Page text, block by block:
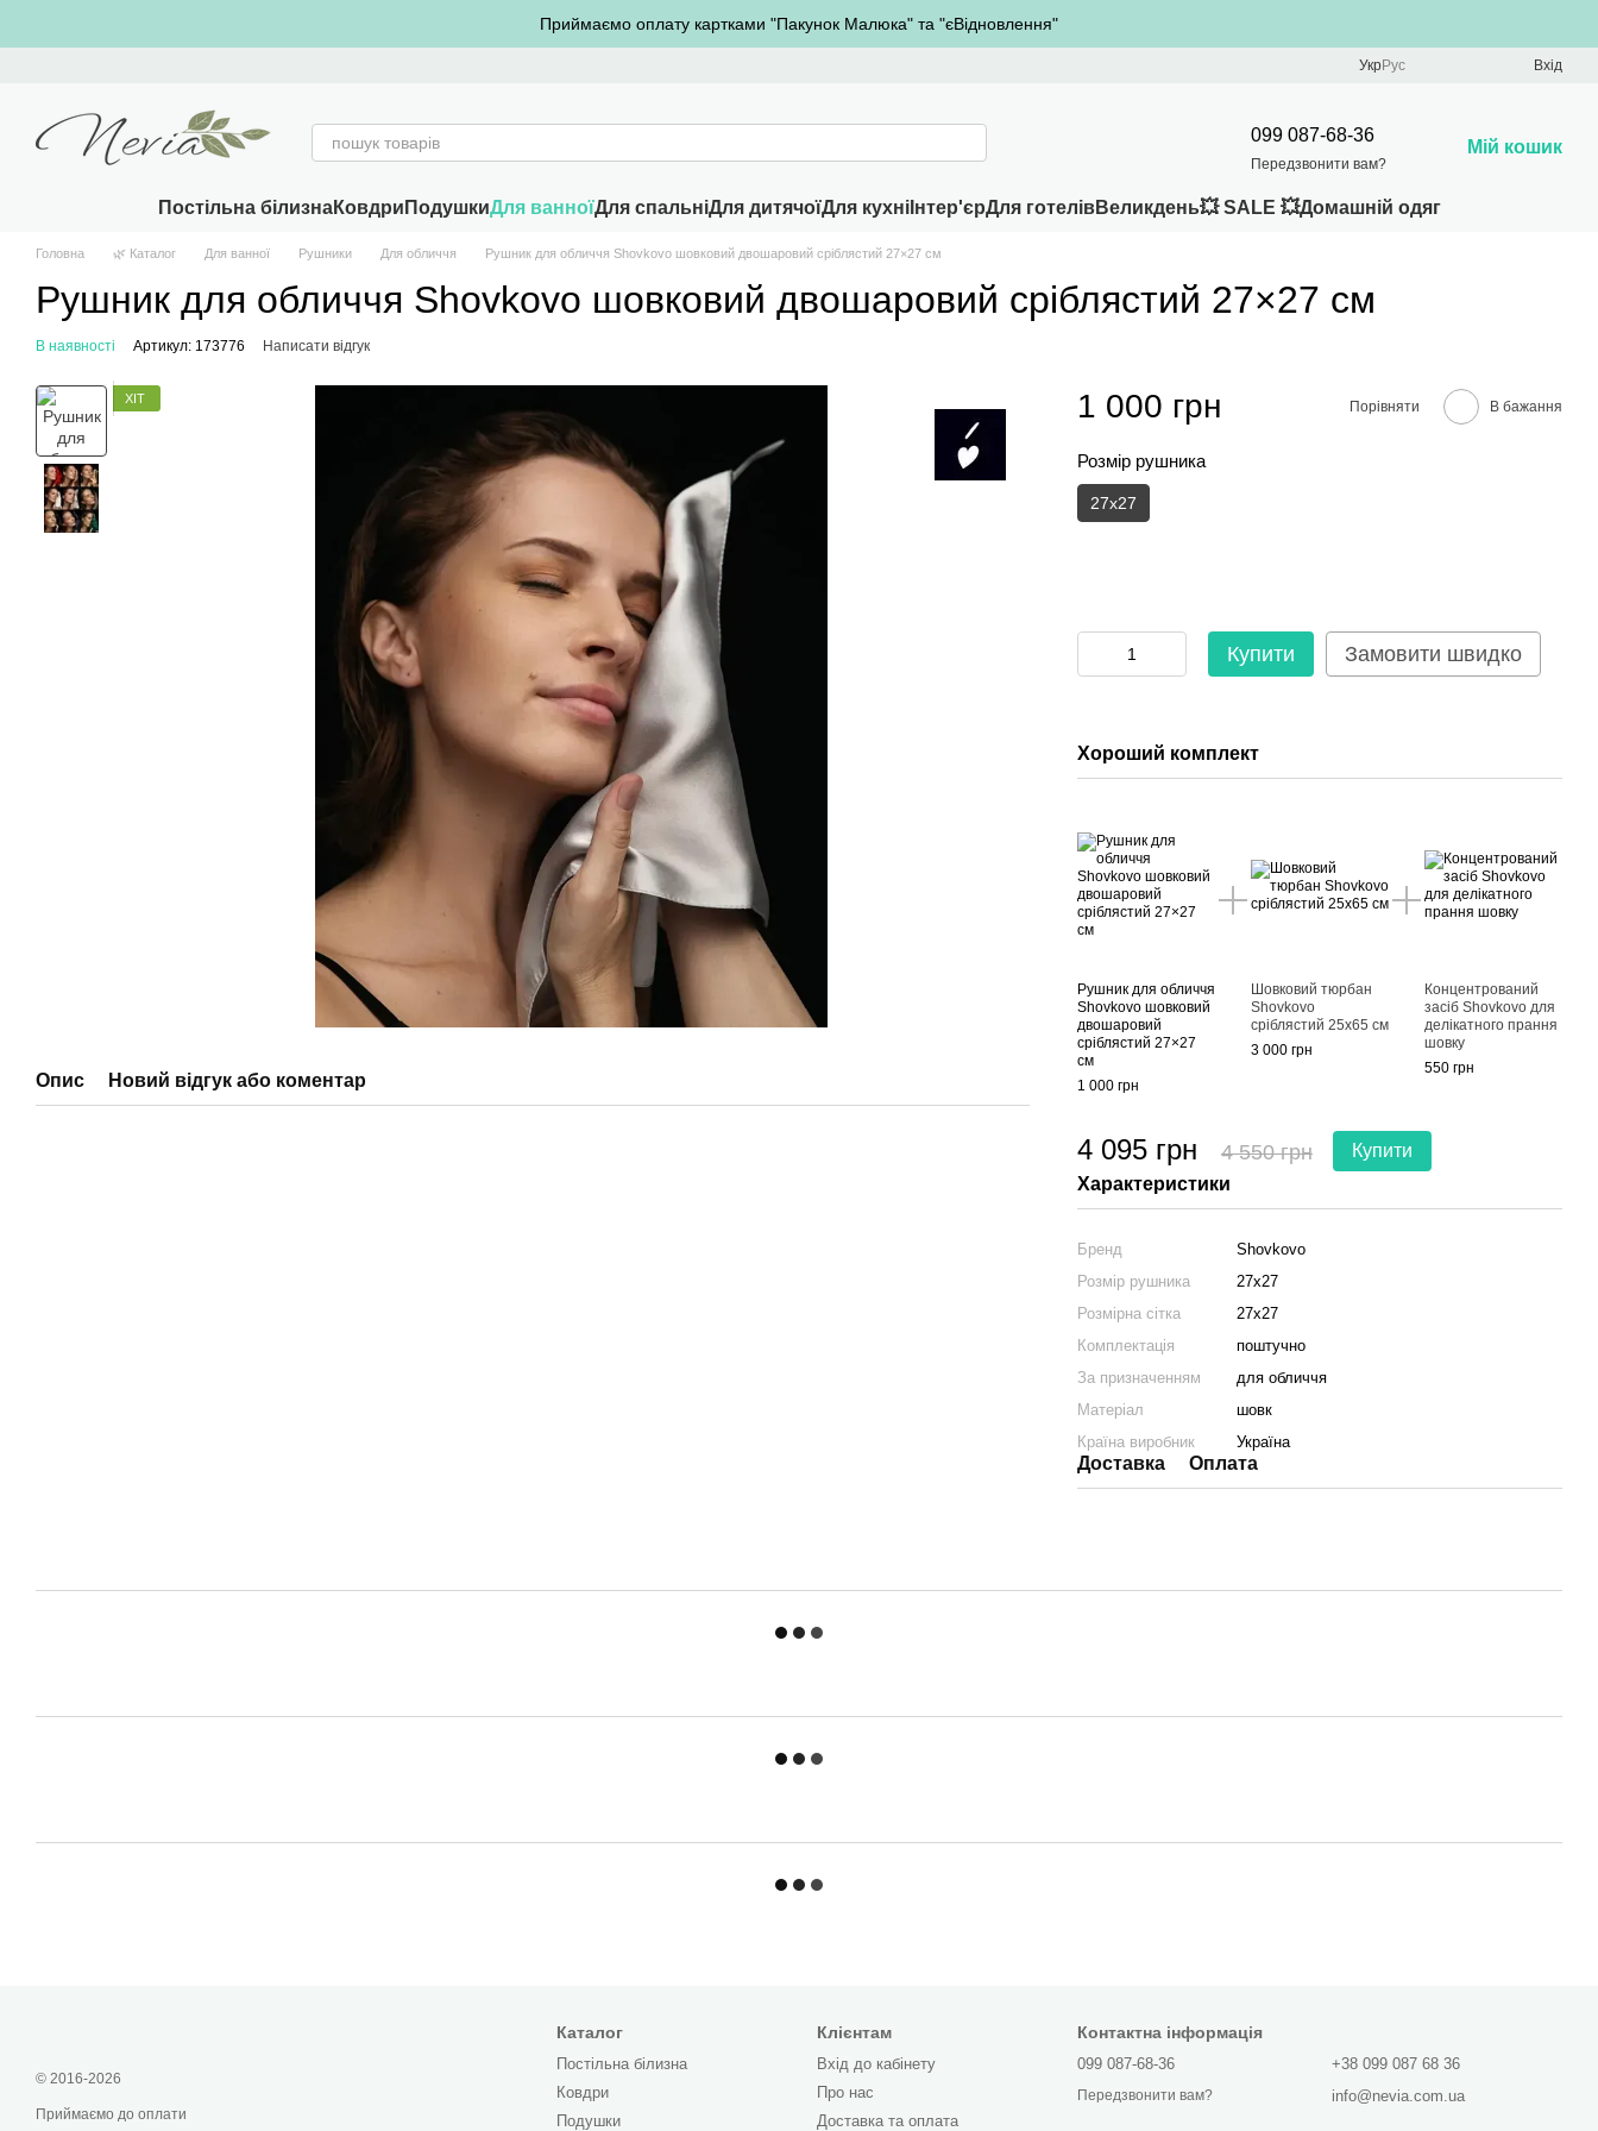
Приймаємо оплату картками "Пакунок Малюка" та "єВідновлення"
УкрРус Вхід
099 087-68-36
Передзвонити вам?
Мій кошик
Постільна білизнаКовдри ПодушкиДля ванноїДля спальніДля дитячоїДля кухніІнтер'єрДля готелівВеликдень💥 SALE 💥Домашній одяг
Головна 🌿 Каталог Для ванної Рушники Для обличчя Рушник для обличчя Shovkovo шовковий двошаровий сріблястий 27×27 см
Рушник для обличчя Shovkovo шовковий двошаровий сріблястий 27×27 см
В наявності Артикул: 173776 Написати відгук
ХІТ
Опис Новий відгук або коментар
1 000 грн Порівняти В бажання
Розмір рушника
27x27
Купити Замовити швидко
Хороший комплект
Рушник для обличчя
Shovkovo шовковий
двошаровий
сріблястий 27×27
см
1 000 грн
Шовковий тюрбан
Shovkovo
сріблястий 25x65 см
3 000 грн
Концентрований
засіб Shovkovo для
делікатного прання
шовку
550 грн
4 095 грн 4 550 грн
Купити
Характеристики
Бренд
Shovkovo
Розмір рушника
27x27
Розмірна сітка
27x27
Комплектація
поштучно
За призначенням
для обличчя
Матеріал
шовк
Країна виробник
Україна
Доставка Оплата
© 2016-2026
Приймаємо до оплати
Каталог
Постільна білизна
Ковдри
Подушки
Клієнтам
Вхід до кабінету
Про нас
Доставка та оплата
Контактна інформація
099 087-68-36
Передзвонити вам?
+38 099 087 68 36
info@nevia.com.ua